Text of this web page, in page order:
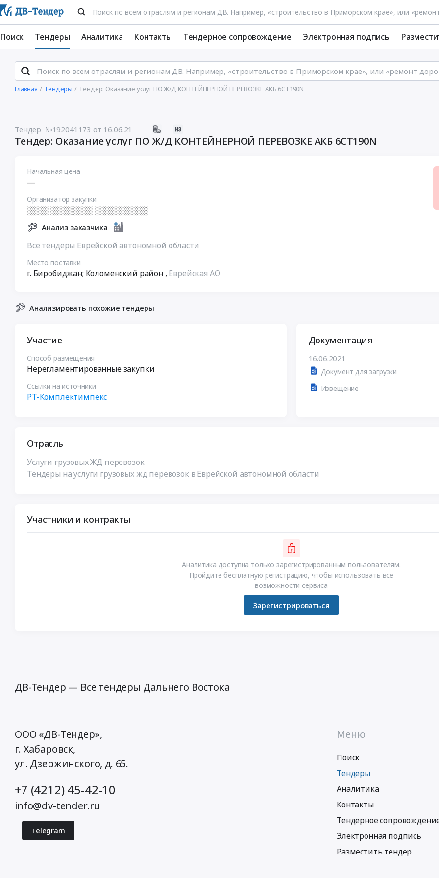
Поиск Тендеры Аналитика Контакты Тендерное сопровождение Электронная подпись
Главная Тендеры Тендер: Оказание услуг ПО Ж/Д КОНТЕЙНЕРНОЙ ПЕРЕВОЗКЕ АКБ 6СТ190N
Тендер №192041173 от 16.06.21
Тендер: Оказание услуг ПО Ж/Д КОНТЕЙНЕРНОЙ ПЕРЕВОЗКЕ АКБ 6СТ190N
Начальная цена
—
Организатор закупки
░░░░ ░░░░░░░░ ░░░░░░░░░░
Анализ заказчика
Все тендеры Еврейской автономной области
Место поставки
г. Биробиджан; Коломенский район , Еврейская АО
Анализировать похожие тендеры
Участие
Способ размещения
Нерегламентированные закупки
Ссылки на источники
РТ-Комплектимпекс
Документация
16.06.2021
Документ для загрузки
Извещение
Отрасль
Услуги грузовых ЖД перевозок
Тендеры на услуги грузовых жд перевозок в Еврейской автономной области
Участники и контракты
Аналитика доступна только зарегистрированным пользователям.
Пройдите бесплатную регистрацию, чтобы использовать все
возможности сервиса
Зарегистрироваться
ДВ-Тендер — Все тендеры Дальнего Востока
ООО «ДВ-Тендер»,
г. Хабаровск,
ул. Дзержинского, д. 65.
+7 (4212) 45-42-10
info@dv-tender.ru
Telegram
Меню
Поиск
Тендеры
Аналитика
Контакты
Тендерное
Электронная подпись
Разместить тендер